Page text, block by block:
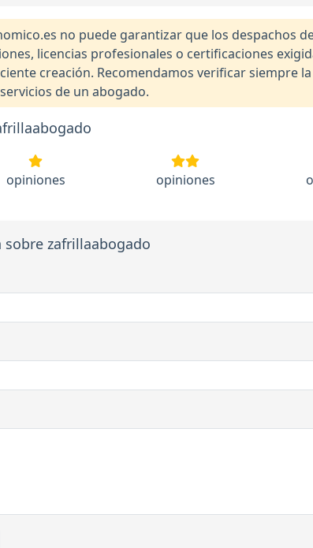
no puede garantizar que los despachos
licencias profesionales o certificaciones
creación. Recomendamos verificar siempre
de un abogado.
opiniones opiniones
zafrillaabogado